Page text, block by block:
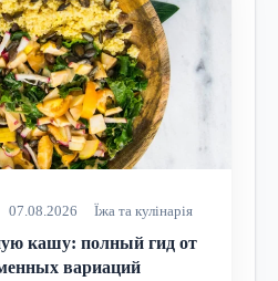
07.08.2026 Їжа та кулінарія
кашу: полный гид от
вариаций